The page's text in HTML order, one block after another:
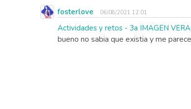
fosterlove 06/08/2021 12:01
Actividades y retos - 3a IMAGEN
bueno no sabia que existia y me